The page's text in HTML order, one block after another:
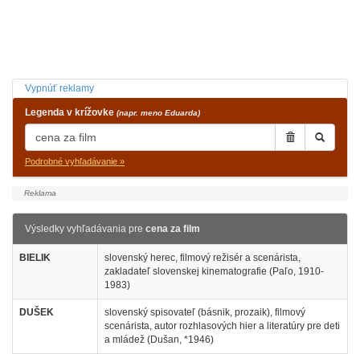
Vypnúť reklamy
Legenda v krížovke (napr. meno Eduarda)
Podrobné vyhľadávanie »
Výsledky vyhľadávania pre cena za film
BIELIK
slovenský herec, filmový režisér a scenárista,
zakladateľ slovenskej kinematografie (Paľo, 1910-
1983)
DUŠEK
slovenský spisovateľ (básnik, prozaik), filmový
scenárista, autor rozhlasových hier a literatúry pre deti
a mládež (Dušan, *1946)